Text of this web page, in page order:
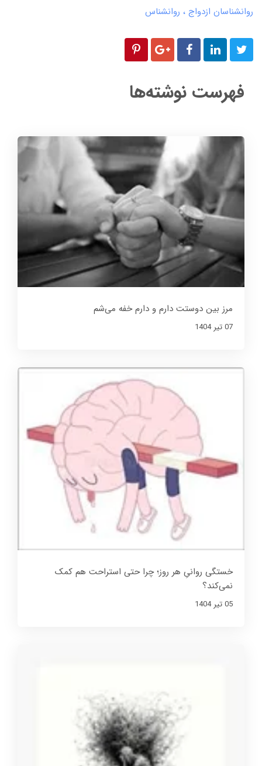
روانشناسان ازدواج
روانشناس
فهرست نوشته‌ها
مرز بین دوستت دارم و دارم خفه می‌شم
07 تير 1404
خستگی روانیِ هر روز؛ چرا حتی استراحت هم کمک
نمی‌کند؟
05 تير 1404